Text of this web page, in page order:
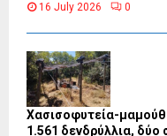
16 July 2026 0
Χασισοφυτεία-μαμούθ
1.561 δενδρύλλια, δύο